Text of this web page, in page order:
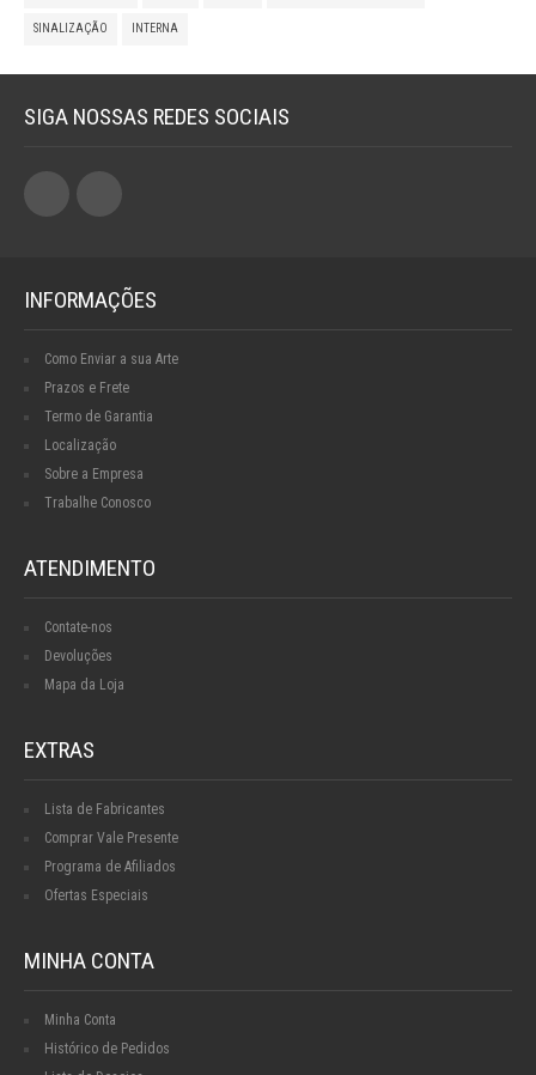
SINALIZAÇÃO INTERNA
SIGA NOSSAS REDES SOCIAIS
INFORMAÇÕES
Como Enviar a sua Arte
Prazos e Frete
Termo de Garantia
Localização
Sobre a Empresa
Trabalhe Conosco
ATENDIMENTO
Contate-nos
Devoluções
Mapa da Loja
EXTRAS
Lista de Fabricantes
Comprar Vale Presente
Programa de Afiliados
Ofertas Especiais
MINHA CONTA
Minha Conta
Histórico de Pedidos